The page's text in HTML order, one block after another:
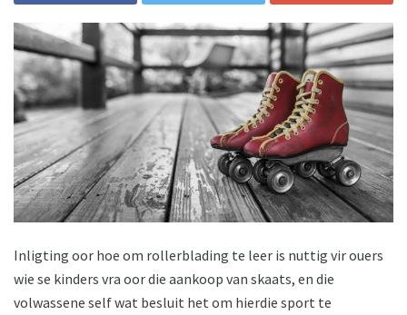
Inligting oor hoe om rollerblading te leer is nuttig vir ouers
wie se kinders vra oor die aankoop van skaats, en die
volwassene self wat besluit het om hierdie sport te